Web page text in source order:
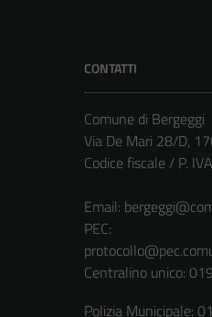
CONTATTI
Comune di Bergeggi
Via De Mari 28/D,
Codice fiscale / P.
Email:
PEC:
Centralino unico:
Polizia Municipale: